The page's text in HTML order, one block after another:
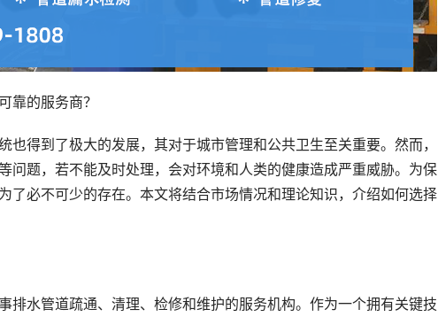
靠的服务商？
也得到了极大的发展，其对于城市管理和公共卫生至关重要。然而，
问题，若不能及时处理，会对环境和人类的健康造成严重威胁。为保
了必不可少的存在。本文将结合市场情况和理论知识，介绍如何选择
排水管道疏通、清理、检修和维护的服务机构。作为一个拥有关键技